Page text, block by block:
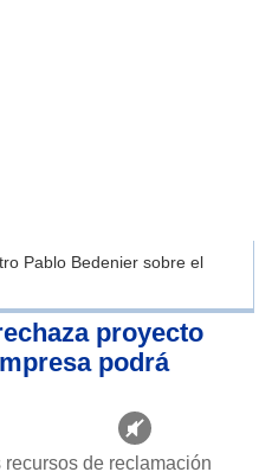
Pablo Bedenier sobre el
proyecto
podrá
de reclamación